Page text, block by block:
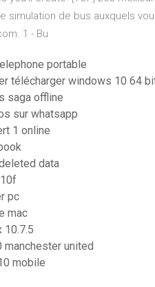
simulation de bus auxquels
1 - Bu
portable
télécharger windows 10 64
saga offline
sur whatsapp
1 online
data
pc
mac
10.7.5
manchester united
mobile